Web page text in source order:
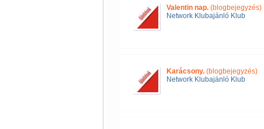
Valentin nap.(blogbejegyzés)
Network Klubajánló Klub
Karácsony.(blogbejegyzés)
Network Klubajánló Klub